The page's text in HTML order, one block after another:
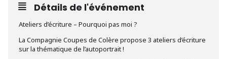
Détails de l'événement
Ateliers d’écriture – Pourquoi pas moi ?
La Compagnie Coupes de Colère propose 3 ateliers d’écriture
sur la thématique de l’autoportrait !